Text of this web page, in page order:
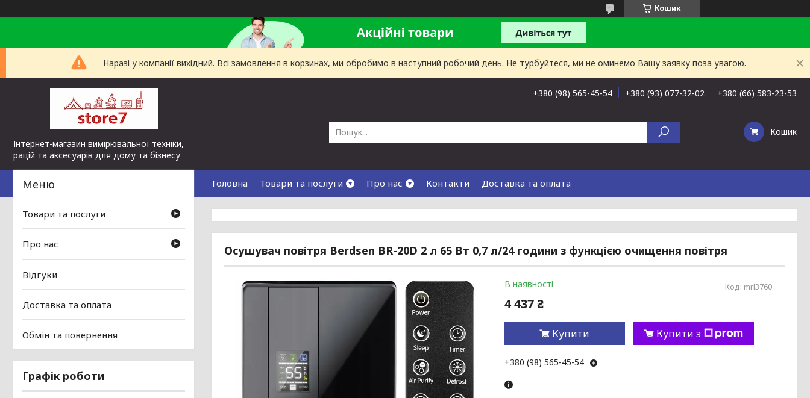
Кошик
Наразі у компанії вихідний. Всі замовлення в корзинах, ми обробимо в наступний робочий день. Не турбуйтеся, ми не оминемо Вашу заявку поза увагою.
Інтернет-магазин вимірювальної техніки,
рацій та аксесуарів для дому та бізнесу
+380 (98) 565-45-54 +380 (93) 077-32-02 +380 (66) 583-23-53
Кошик
Головна Товари та послуги Про нас Контакти Доставка та оплата
Осушувач повітря Berdsen BR-20D 2 л 65 Вт 0,7 л/24 години з функцією очищення повітря
В наявності Код: mrl3760
4 437 ₴
Купити Купити з
+380 (98) 565-45-54
Товари та послуги
Про нас
Відгуки
Доставка та оплата
Обмін та повернення
Графік роботи